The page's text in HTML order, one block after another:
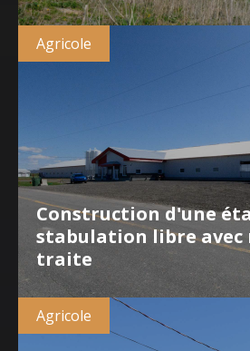
Agricole
Construction d'une
stabulation libre avec
traite
Agricole